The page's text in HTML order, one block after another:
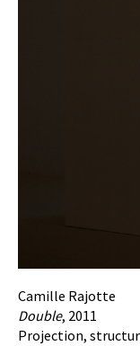
Camille Rajotte
Double, 2011
Projection,